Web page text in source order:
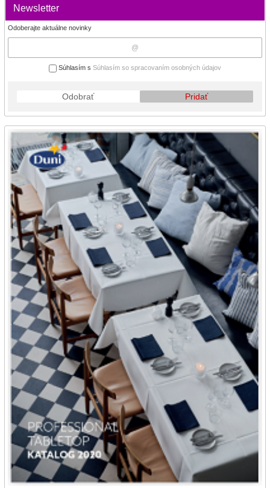
Newsletter
Odoberajte aktuálne novinky
Súhlasím s Súhlasím so spracovaním osobných údajov
Odobrať Pridať